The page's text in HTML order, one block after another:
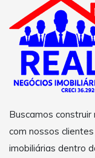
Buscamos
com nossos
imobiliárias dentro